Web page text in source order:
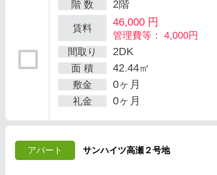
階 数 2階
賃料 46,000 円
管理費等： 4,000円
間取り
2DK
面 積 42.44㎡
敷金 0ヶ月
礼金 0ヶ月
アパート サンハイツ高瀬２号地